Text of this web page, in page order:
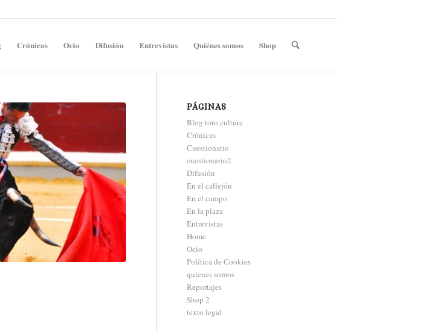
Crónicas Ocio Difusión Entrevistas Quiénes somos Shop
PÁGINAS
Blog toro cultura
Crónicas
Cuestionario
cuestionario2
Difusión
En el callejón
En el campo
En la plaza
Entrevistas
Home
Ocio
Política de Cookies
quienes somos
Reportajes
Shop 2
texto legal